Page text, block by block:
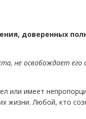
доверенных
не освобождает его
или имеет
жизни. Любой, кто